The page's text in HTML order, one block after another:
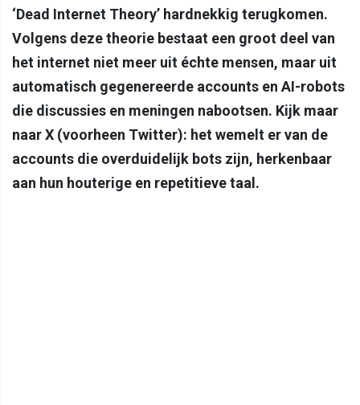
‘Dead Internet Theory’ hardnekkig terugkomen.
Volgens deze theorie bestaat een groot deel van
het internet niet meer uit échte mensen, maar uit
automatisch gegenereerde accounts en AI-robots
die discussies en meningen nabootsen. Kijk maar
naar X (voorheen Twitter): het wemelt er van de
accounts die overduidelijk bots zijn, herkenbaar
aan hun houterige en repetitieve taal.